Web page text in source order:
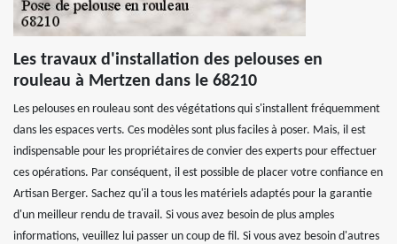
Les travaux d'installation des pelouses en
rouleau à Mertzen dans le 68210
Les pelouses en rouleau sont des végétations qui s'installent fréquemment
dans les espaces verts. Ces modèles sont plus faciles à poser. Mais, il est
indispensable pour les propriétaires de convier des experts pour effectuer
ces opérations. Par conséquent, il est possible de placer votre confiance en
Artisan Berger. Sachez qu'il a tous les matériels adaptés pour la garantie
d'un meilleur rendu de travail. Si vous avez besoin de plus amples
informations, veuillez lui passer un coup de fil. Si vous avez besoin d'autres